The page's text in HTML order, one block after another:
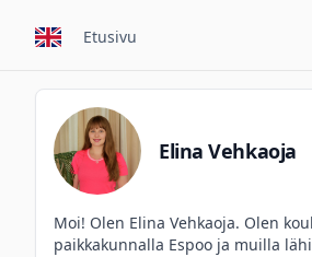
Etusivu
Elina Vehkaoja
Moi! Olen Elina Vehkaoja. Olen
paikkakunnalla Espoo ja muilla